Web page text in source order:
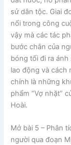
sử dân tộc. Giai
nổi trong công
vậy mà các tác
bước chân của
bóng tối đi ra
lao động và cách
chính là những
phẩm “Vợ nhặt”
Hoài.
Mở bài 5 – Phân
người qua đoạn